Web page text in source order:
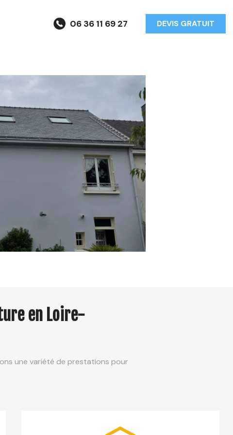
DEVIS GRATUIT
06 36 11 69 27
en Loire-
une variété de prestations pour